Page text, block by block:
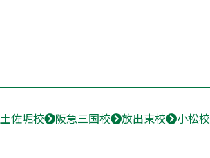
土佐堀校 阪急三国校 放出東校 小松校